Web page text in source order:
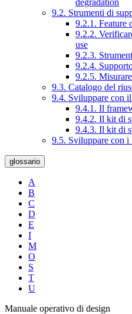
degradation
9.2. Strumenti di
9.2.1. Feature
9.2.2.
use
9.2.3.
9.2.4.
9.2.5.
9.3. Catalogo del
9.4. Sviluppare con
9.4.1. Il
9.4.2. Il kit di
9.4.3. Il kit di
9.5. Sviluppare con
glossario
A
B
C
D
E
I
M
O
S
T
U
Manuale operativo di design